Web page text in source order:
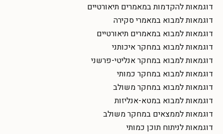
דוגמאות להקדמות במאמרים תיאורטיים
דוגמאות למבוא במאמרי סקירה
דוגמאות למבוא במאמרים תיאורטיים
דוגמאות למבוא במחקר איכותני
דוגמאות למבוא במחקר אנליטי-פרשני
דוגמאות למבוא במחקר כמותי
דוגמאות למבוא במחקר משולב
דוגמאות למבוא במטא-אנליזות
דוגמאות לממצאים במחקר משולב
דוגמאות לניתוח תוכן כמותי